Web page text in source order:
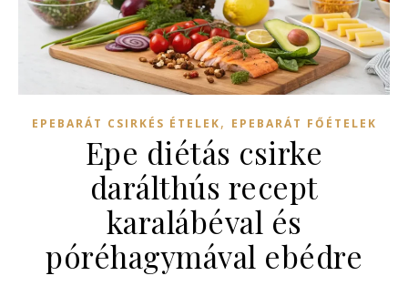
EPEBARÁT CSIRKÉS ÉTELEK, EPEBARÁT FŐÉTELEK
Epe diétás csirke
darálthús recept
karalábéval és
póréhagymával ebédre